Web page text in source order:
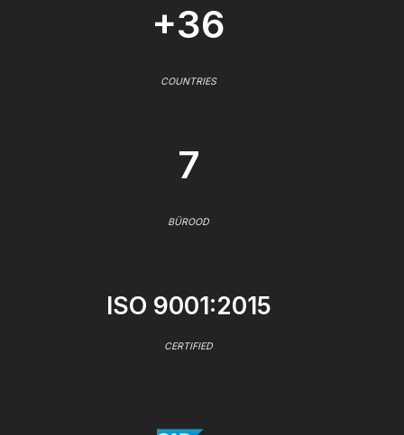
+36
COUNTRIES
7
BÜROOD
ISO 9001:2015
CERTIFIED